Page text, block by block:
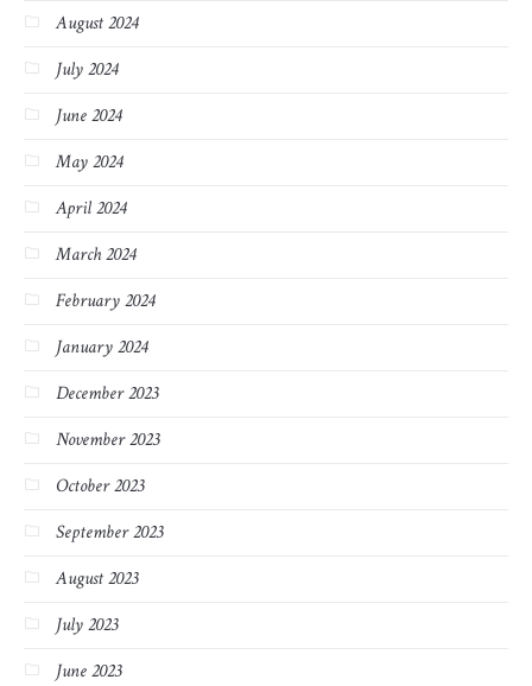
August 2024
July 2024
June 2024
May 2024
April 2024
March 2024
February 2024
January 2024
December 2023
November 2023
October 2023
September 2023
August 2023
July 2023
June 2023